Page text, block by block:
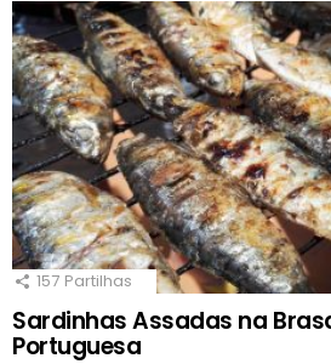
157 Partilhas
Sardinhas Assadas na
Portuguesa